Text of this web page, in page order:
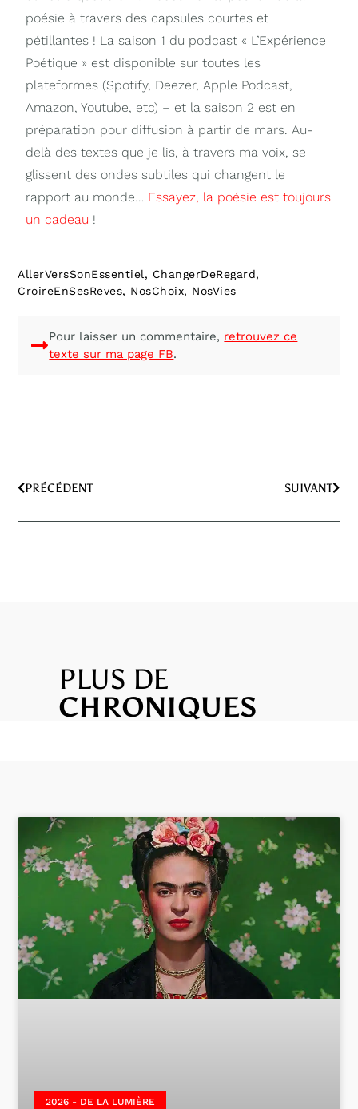
poésie à travers des capsules courtes et
pétillantes ! La saison 1 du podcast « L’Expérience
Poétique » est disponible sur toutes les
plateformes (Spotify, Deezer, Apple Podcast,
Amazon, Youtube, etc) – et la saison 2 est en
préparation pour diffusion à partir de mars. Au-
delà des textes que je lis, à travers ma voix, se
glissent des ondes subtiles qui changent le
rapport au monde… Essayez, la poésie est toujours
un cadeau !
AllerVersSonEssentiel, ChangerDeRegard,
CroireEnSesReves, NosChoix, NosVies
Pour laisser un commentaire, retrouvez ce
texte sur ma page FB.
PRÉCÉDENT SUIVANT
PLUS DE
CHRONIQUES
2026 - DE LA LUMIÈRE